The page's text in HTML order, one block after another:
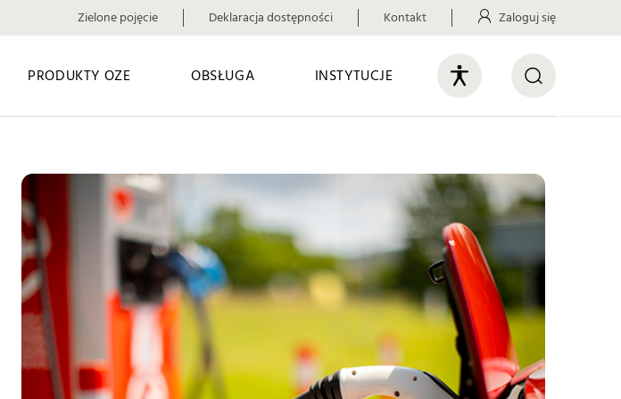
Zielone pojęcie Deklaracja dostępności Kontakt Zaloguj się
PRODUKTY OZE OBSŁUGA INSTYTUCJE